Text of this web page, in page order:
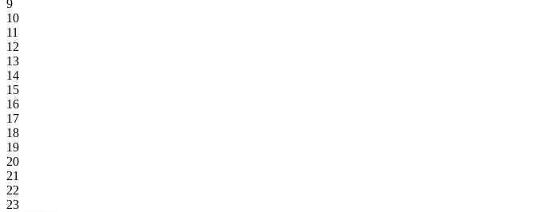
9
10
11
12
13
14
15
16
17
18
19
20
21
22
23